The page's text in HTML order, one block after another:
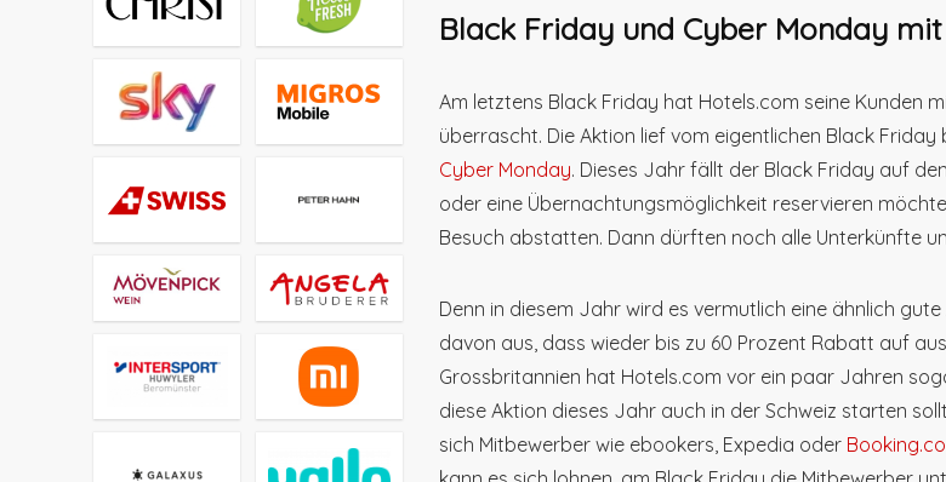
Black Friday und Cyber Monday
Am letztens Black Friday hat Hotels.com seine Kunden
überrascht. Die Aktion lief vom eigentlichen Black
Cyber Monday. Dieses Jahr fällt der Black Friday auf
oder eine Übernachtungsmöglichkeit reservieren
Besuch abstatten. Dann dürften noch alle Unterkünfte
Denn in diesem Jahr wird es vermutlich eine ähnlich
davon aus, dass wieder bis zu 60 Prozent Rabatt auf
Grossbritannien hat Hotels.com vor ein paar Jahren
diese Aktion dieses Jahr auch in der Schweiz starten
sich Mitbewerber wie ebookers, Expedia oder